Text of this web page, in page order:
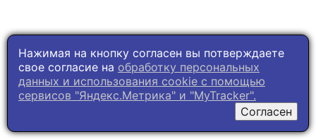
Нажимая на кнопку согласен вы потверждаете
свое согласие на обработку персональных
данных и использования cookie c помощью
сервисов "Яндекс.Метрика" и "MyTracker".
Согласен